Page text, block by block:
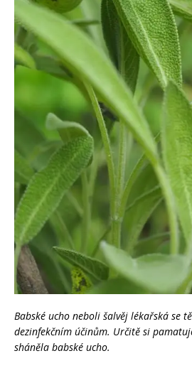
Babské ucho neboli šalvěj lékařská se
dezinfekčním účinům. Určitě si
sháněla babské ucho.